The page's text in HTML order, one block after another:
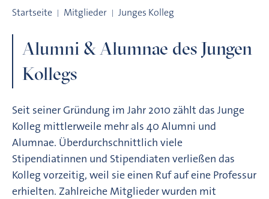
Startseite Mitglieder Junges Kolleg
Alumni & Alumnae des Jungen
Kollegs
Seit seiner Gründung im Jahr 2010 zählt das Junge
Kolleg mittlerweile mehr als 40 Alumni und
Alumnae. Überdurchschnittlich viele
Stipendiatinnen und Stipendiaten verließen das
Kolleg vorzeitig, weil sie einen Ruf auf eine Professur
erhielten. Zahlreiche Mitglieder wurden mit